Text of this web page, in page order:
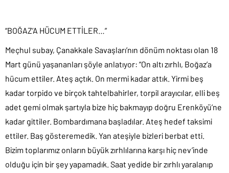
“BOĞAZ’A HÜCUM ETTİLER…”
Meçhul subay, Çanakkale Savaşları’nın dönüm noktası olan 18
Mart günü yaşananları şöyle anlatıyor: “On altı zırhlı, Boğaz’a
hücum ettiler. Ateş açtık. On mermi kadar attık. Yirmi beş
kadar torpido ve birçok tahtelbahirler, torpil arayıcılar, elli beş
adet gemi olmak şartıyla bize hiç bakmayıp doğru Erenköyü’ne
kadar gittiler. Bombardımana başladılar. Ateş hedef taksimi
ettiler. Baş gösteremedik. Yan ateşiyle bizleri berbat etti.
Bizim toplarımız onların büyük zırhlılarına karşı hiç nev’inde
olduğu için bir şey yapamadık. Saat yedide bir zırhlı yaralanıp